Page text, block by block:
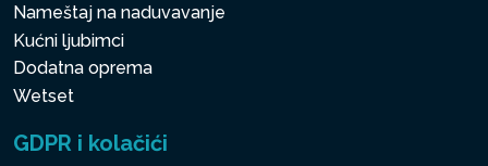
Nameštaj na naduvavanje
Kućni ljubimci
Dodatna oprema
Wetset
GDPR i kolačići